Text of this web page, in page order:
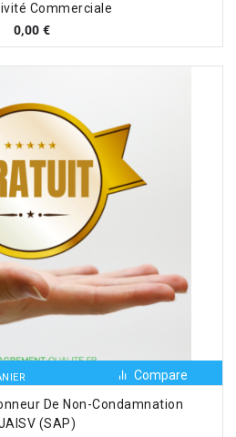
Commerciale
0,00 €
Compare
De Non-Condamnation
(SAP)